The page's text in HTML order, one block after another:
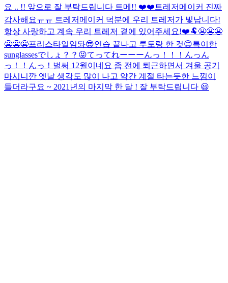
요 .. !! 앞으로 잘 부탁드립니다 트메!! ❤️❤️ 트레저메이커 진짜
감사해요ㅠㅠ 트레저메이커 덕분에 우리 트레저가 빛납니다!
항상 사랑하고 계속 우리 트레저 곁에 있어주세요!❤️ 🐏 😬😬😬
😬😬😬프리스타일임돠😎연습 끝나고 루토랑 한 컷😊특이한
sunglassesでしょ？？😝てってれーーーんっ！！！んっん
っ！！んっ！ 벌써 12월이네요 좀 전에 퇴근하면서 겨울 공기
마시니깐 옛날 생각도 많이 나고 약간 계절 타는듯한 느낌이
들더라구요 ~ 2021년의 마지막 한 달 ! 잘 부탁드립니다 😃